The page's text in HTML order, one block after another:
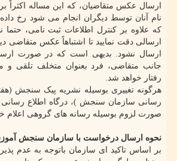
ارسال عکس متقاضیان، که این مساله اکثراً
نام آنان توسط دیگران انجام می شود رخ
که علاوه بر کنترل اطلاعات ثبت نامی،
ارسالی دقت نمایید تا اشتباهاً عکس
ارسال نشود. بدیهی است که در صورت
جانب متقاضی، فرد بعنوان متخلف تلقی و
رفتار خواهد شد.
هرگونه تغییری بوسیله نشریه پیک سنجش
رسانی سازمان سنجش )، درگاه اطلاع
صورت لزوم بوسیله رسانه های گروهی اعلام
نحوه ارسال درخواست با سازمان سنجش
بر اساس تاکید ای سازمان باتوجه به عدم